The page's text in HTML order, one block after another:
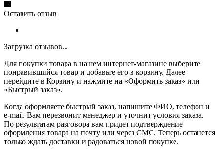
Оставить отзыв
Загрузка отзывов...
Для покупки товара в нашем интернет-магазине выберите
понравившийся товар и добавьте его в корзину. Далее
перейдите в Корзину и нажмите на «Оформить заказ» или
«Быстрый заказ».
Когда оформляете быстрый заказ, напишите ФИО, телефон и
e-mail. Вам перезвонит менеджер и уточнит условия заказа.
По результатам разговора вам придет подтверждение
оформления товара на почту или через СМС. Теперь останется
только ждать доставки и радоваться новой покупке.